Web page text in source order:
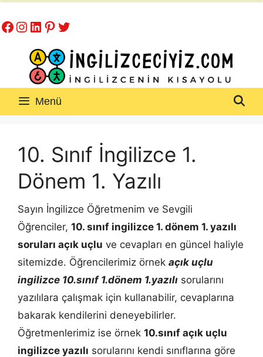
atla
Facebook
Instagram
LinkedIn
Pinterest
Twitter
Menü
10. Sınıf İngilizce 1.
Dönem 1. Yazılı
Sayın İngilizce Öğretmenim ve Sevgili
Öğrenciler, 10. sınıf ingilizce 1. dönem 1. yazılı
soruları açık uçlu ve cevapları en güncel haliyle
sitemizde. Öğrencilerimiz örnek açık uçlu
ingilizce 10.sınıf 1.dönem 1.yazılı sorularını
yazılılara çalışmak için kullanabilir, cevaplarına
bakarak kendilerini deneyebilirler.
Öğretmenlerimiz ise örnek 10.sınıf açık uçlu
ingilizce yazılı sorularını kendi sınıflarına göre